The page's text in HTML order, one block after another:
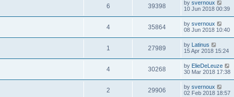
6 39398 by svernoux
10 Jun 2018 00:39
4 35864 by svernoux
08 Jun 2018 10:40
1 27989 by Latinus
15 Apr 2018 15:24
4 30268 by ElieDeLeuze
30 Mar 2018 17:38
2 29906 by svernoux
02 Feb 2018 18:57